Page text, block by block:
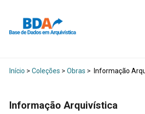
Início > Coleções > Obras > Informação
Informação Arquivística